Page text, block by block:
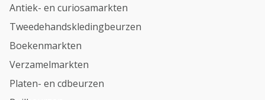
Antiek- en curiosamarkten
Tweedehandskledingbeurzen
Boekenmarkten
Verzamelmarkten
Platen- en cdbeurzen